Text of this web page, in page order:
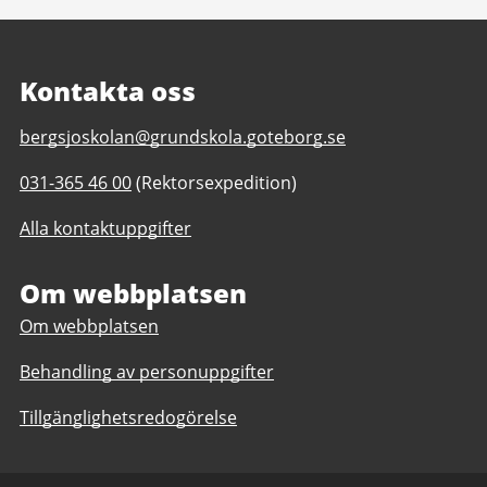
Kontakta oss
E-
till
Bergsjöskolan
F-
anpassad
grundskola
6
bergsjoskolan@grundskola.goteborg.se
Telefonnummer
Bergsjöskolan
6,
anpassad
grundskola
1-
031-365 46 00(Rektorsexpedition)
Alla kontaktuppgifter
Om webbplatsen
Om webbplatsen
Behandling av personuppgifter
Tillgänglighetsredogörelse